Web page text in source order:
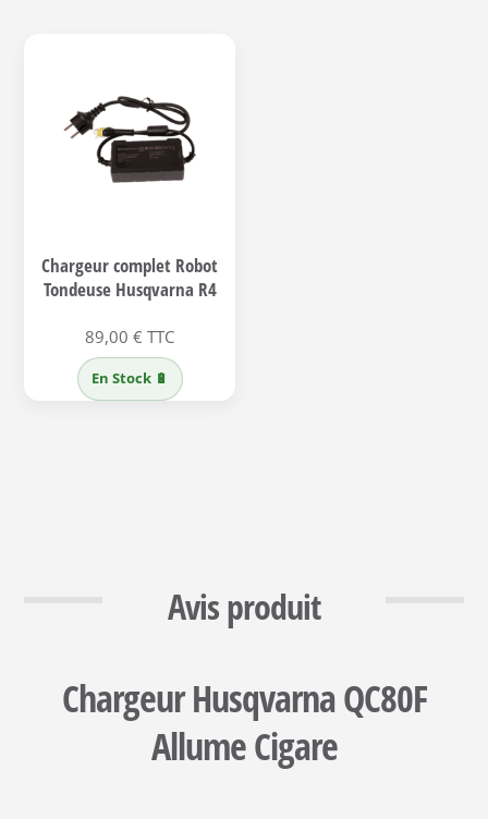
Chargeur complet Robot
Tondeuse Husqvarna R4
89,00€ TTC
En Stock 🔋
Avis produit
Chargeur Husqvarna QC80F
Allume Cigare